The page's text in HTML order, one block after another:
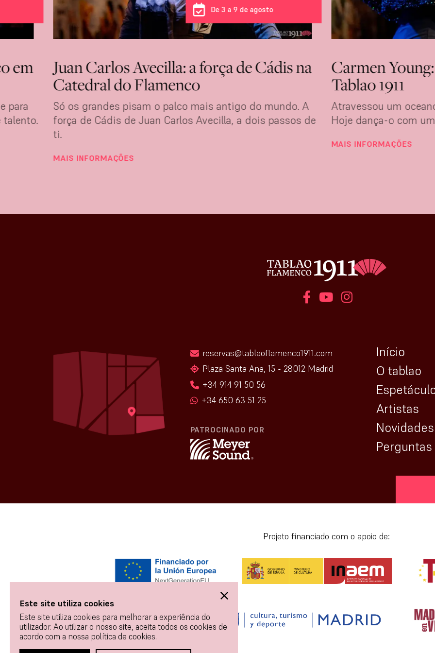
em
para
talento.
De 3 a 9 de agosto
Juan Carlos Avecilla: a força de Cádis na
Catedral do Flamenco
Só os grandes pisam o palco mais antigo do mundo. A
força de Cádis de Juan Carlos Avecilla, a dois passos de
ti.
MAIS INFORMAÇÕES
Carmen
Tablao 1911
Atravessou um
Hoje dança-o com
MAIS INFORMAÇÕES
Início
O tablao
Artistas
Novidades
reservas@tablaoflamenco1911.com
Plaza Santa Ana, 15 - 28012 Madrid
+34 914 91 50 56
+34 650 63 51 25
PATROCINADO POR
Projeto financiado com o apoio de:
Este site utiliza cookies
Este site utiliza cookies para melhorar a experiência do
utilizador. Ao utilizar o nosso site, aceita todos os cookies de
acordo com a nossa política de cookies.